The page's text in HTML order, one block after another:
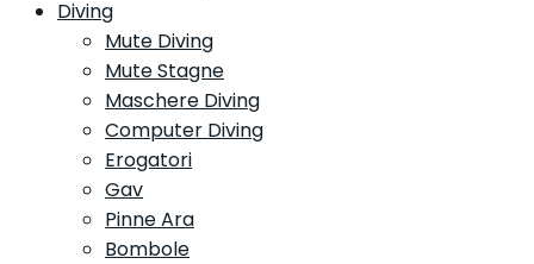
Diving
Mute Diving
Mute Stagne
Maschere Diving
Computer Diving
Erogatori
Gav
Pinne Ara
Bombole